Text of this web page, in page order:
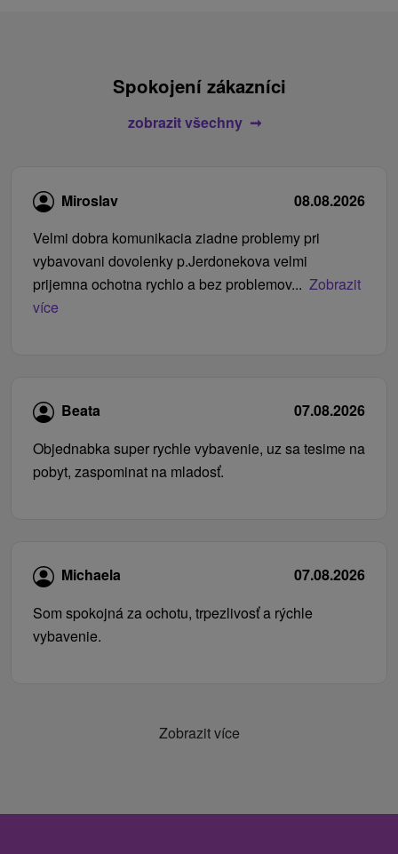
Spokojení zákazníci
zobrazit všechny
Miroslav
08.08.2026
Velmi dobra komunikacia ziadne problemy pri
vybavovani dovolenky p.Jerdonekova velmi
prijemna ochotna rychlo a bez problemov... Zobrazit
více
Beata
07.08.2026
Objednabka super rychle vybavenie, uz sa tesime na
pobyt, zaspominat na mladosť.
Michaela
07.08.2026
Som spokojná za ochotu, trpezlivosť a rýchle
vybavenie.
Zobrazit více